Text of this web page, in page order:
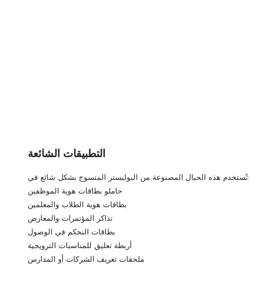
التطبيقات الشائعة
تُستخدم هذه الحبال المصنوعة من البوليستر المنسوج بشكل شائع في:
حاملو بطاقات هوية الموظفين
بطاقات هوية الطلاب والمعلمين
تذاكر المؤتمرات والمعارض
بطاقات التحكم في الوصول
أربطة تعليق للمناسبات الترويجية
ملحقات تعريف الشركات أو المدارس